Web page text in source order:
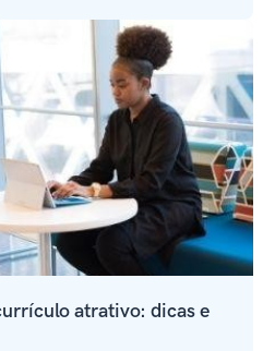
atrativo: dicas e